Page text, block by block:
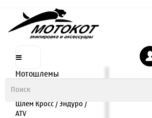
Мотошлемы
Шлем полулицевик
Шлем Кросс / Эндуро /
ATV